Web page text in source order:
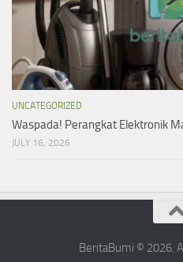
UNCATEGORIZED
Waspada! Perangkat Elektronik
JULY 16, 2026
BeritaBumi © 2026.